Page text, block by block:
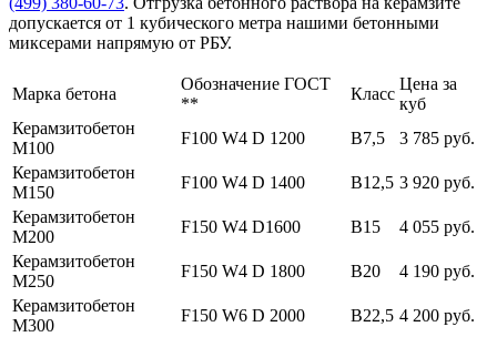
допускается от 1 кубического метра нашими бетонными
миксерами напрямую от РБУ.
Марка бетона
Обозначение ГОСТ
**
Класс
Цена за
куб
Керамзитобетон
М100
F100 W4 D 1200 В7,5
3 785 руб.
Керамзитобетон
М150
F100 W4 D 1400 В12,5 3 920 руб.
Керамзитобетон
М200
F150 W4 D1600 В15
4 055 руб.
Керамзитобетон
М250
F150 W4 D 1800 В20
4 190 руб.
Керамзитобетон
М300
F150 W6 D 2000 В22,5 4 200 руб.